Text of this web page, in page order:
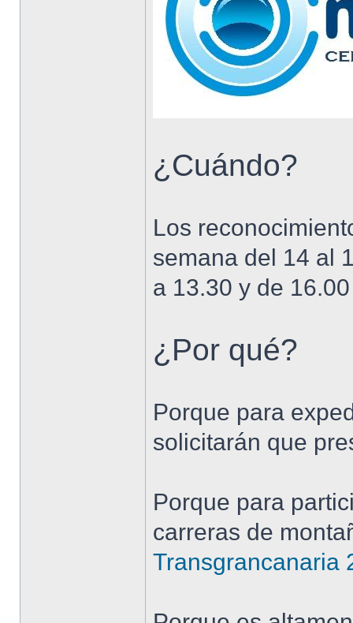
¿Cuándo?
Los
semana del 14 al
a 13.30 y de
¿Por qué?
Porque para
solicitarán que
Porque para
carreras de
Transgrancanaria